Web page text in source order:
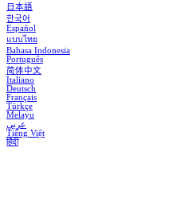
日本語
한국어
Español
แบบไทย
Bahasa Indonesia
Português
简体中文
Italiano
Deutsch
Français
Türkçe
Melayu
عربي
Tiếng Việt
हिंदी